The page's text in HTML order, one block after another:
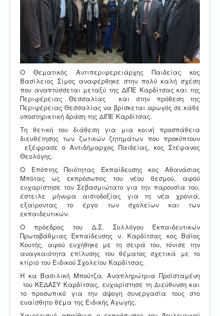
Ο Θεματικός Αντιπεριφερειάρχης Παιδείας κος
Βασίλειος Σίμος αναφέρθηκε στην πολύ καλή σχέση
που αναπτύσσεται μεταξύ της ΔΙΠΕ Καρδίτσας και της
Περιφέρειας Θεσσαλίας και στην πρόθεση της
Περιφέρειας Θεσσαλίας να βρίσκεται αρωγός σε κάθε
υποστηρικτική δράση της ΔΙΠΕ Καρδίτσας.
Τη θετική του διάθεση για μια κοινή προσπάθεια
διευθέτησης των ζωτικών ζητημάτων που προκύπτουν
εξέφρασε ο Αντιδήμαρχος Παιδείας, κος Στέφανος
Θεολόγης.
Ο Επόπτης Ποιότητας Εκπαίδευσης κος Αθανάσιος
Μπότας ως εκπρόσωπος του νέου θεσμού, αφού
ευχαρίστησε τον Σεβασμιώτατο για την παρουσία του,
έστειλε μήνυμα αισιοδοξίας για τη νέα χρονιά,
εξαίροντας το έργο των σχολείων και των
εκπαιδευτικών.
Ο πρόεδρος του Δ.Σ. Συλλόγου Εκπαιδευτικών
Πρωτοβάθμιας Εκπαίδευσης ν. Καρδίτσας κος Βάϊος
Κουτής, αφού ευχήθηκε με τη σειρά του, τόνισε την
αναγκαιότητα επίλυσης του θέματος σχετικά με το
κτίριο του Ειδικού Σχολείου Καρδίτσας.
Η κα Βασιλική Μπούτζα, Αναπληρώτρια Προϊσταμένη
του ΚΕΔΑΣΥ Καρδίτσας, ευχαρίστησε τη Διεύθυνση και
το προσωπικό για την άψογη συνεργασία τους στο
ευαίσθητο θέμα της Ειδικής Αγωγής.